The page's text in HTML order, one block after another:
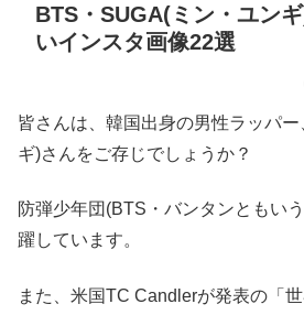
BTS・SUGA(ミン・ユン
いインスタ画像22選
皆さんは、韓国出身の男性ラッパ
ギ)さんをご存じでしょうか？
防弾少年団(BTS・バンタンともい
躍しています。
また、米国TC Candlerが発表の「